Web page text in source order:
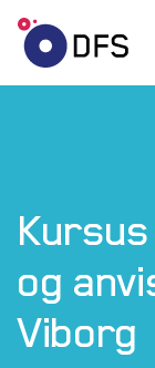
og
Viborg